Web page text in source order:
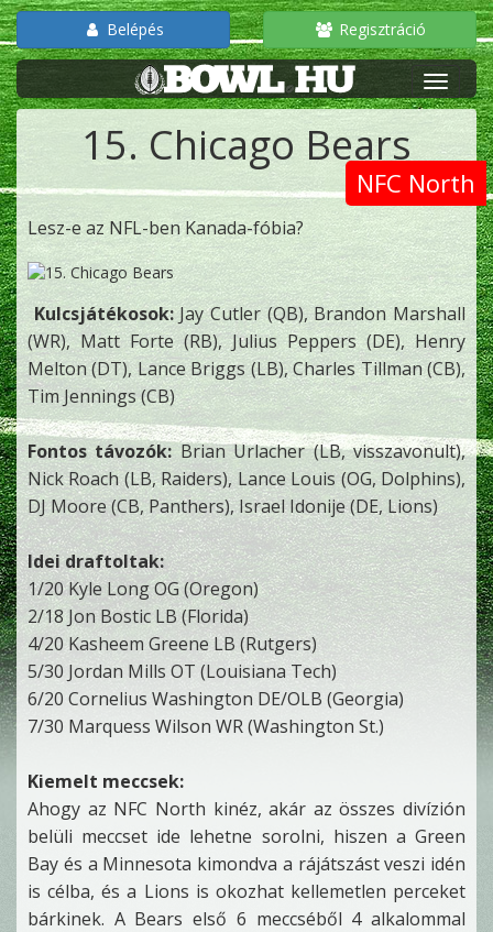
Belépés Regisztráció
15. Chicago Bears
NFC North
Lesz-e az NFL-ben Kanada-fóbia?
Kulcsjátékosok:Jay Cutler (QB), Brandon Marshall
(WR), Matt Forte (RB), Julius Peppers (DE), Henry
Melton (DT), Lance Briggs (LB), Charles Tillman (CB),
Tim Jennings (CB)
Fontos távozók: Brian Urlacher (LB, visszavonult),
Nick Roach (LB, Raiders), Lance Louis (OG, Dolphins),
DJ Moore (CB, Panthers), Israel Idonije (DE, Lions)
Idei draftoltak:
1/20 Kyle Long OG (Oregon)
2/18 Jon Bostic LB (Florida)
4/20 Kasheem Greene LB (Rutgers)
5/30 Jordan Mills OT (Louisiana Tech)
6/20 Cornelius Washington DE/OLB (Georgia)
7/30 Marquess Wilson WR (Washington St.)
Kiemelt meccsek:
Ahogy az NFC North kinéz, akár az összes divízión
belüli meccset ide lehetne sorolni, hiszen a Green
Bay és a Minnesota kimondva a rájátszást veszi idén
is célba, és a Lions is okozhat kellemetlen perceket
bárkinek. A Bears első 6 meccséből 4 alkalommal